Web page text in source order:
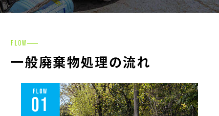
FLOW
一般廃棄物処理の流れ
FLOW
01